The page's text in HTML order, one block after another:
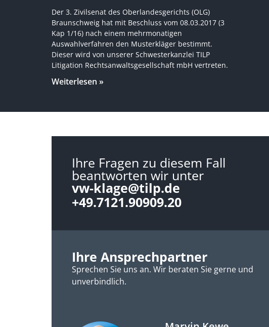
Der 3. Zivilsenat des Oberlandesgerichts (OLG)
Braunschweig hat mit Beschluss vom 08.03.2017 (3
Kap 1/16) nach einem mehrmonatigen
Auswahlverfahren den Musterkläger bestimmt.
Dieser wird von unserer Schwesterkanzlei TILP
Litigation Rechtsanwaltsgesellschaft mbH vertreten.
Weiterlesen »
Ihre Fragen zu diesem Fall
beantworten wir unter
vw-klage@tilp.de
+49.7121.90909.20
Ihre Ansprechpartner
Sprechen Sie uns an. Wir beraten Sie gerne und
unverbindlich.